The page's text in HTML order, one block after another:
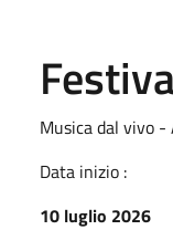
Musica dal vivo
Data inizio :
10 luglio 2026